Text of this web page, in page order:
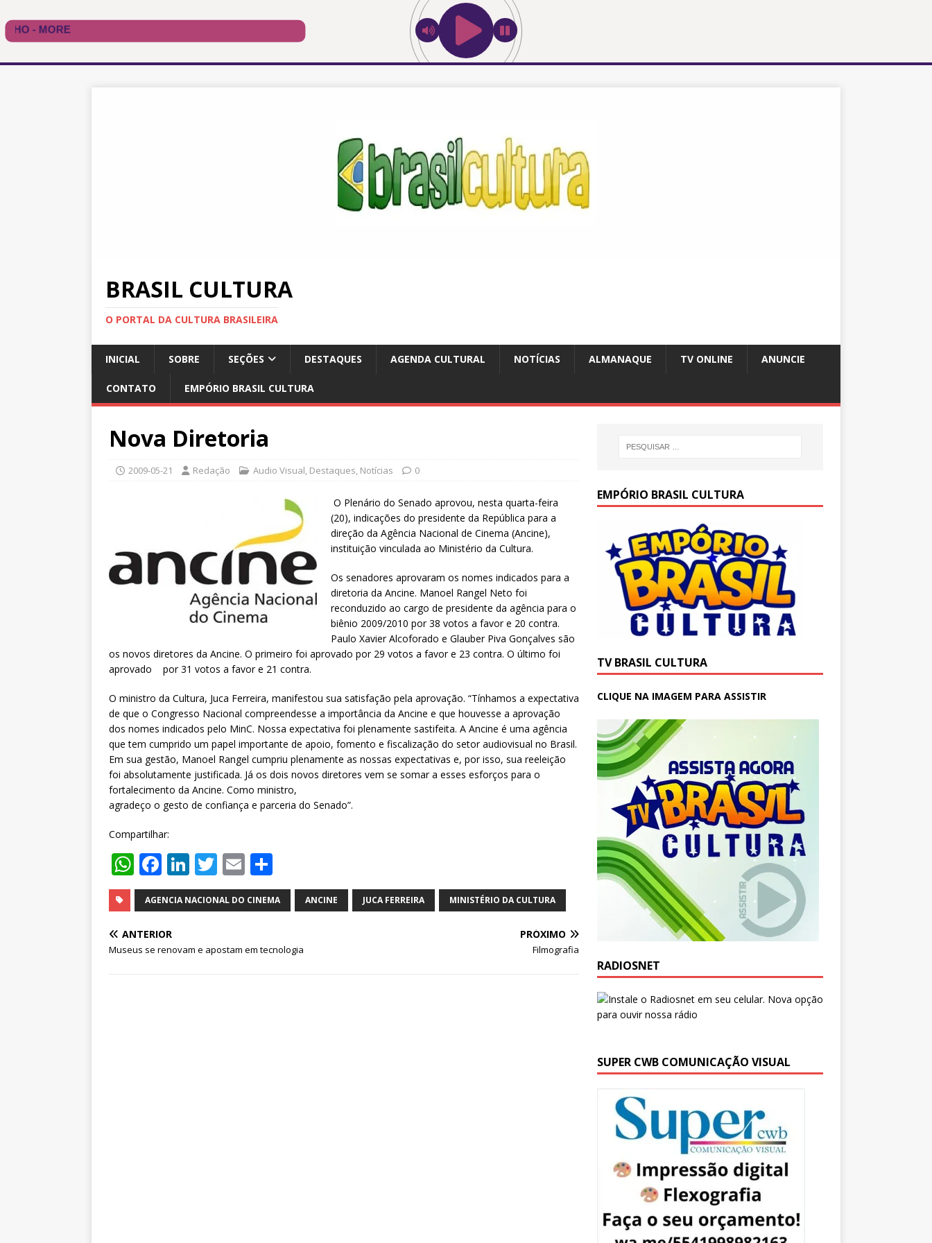
BRASIL CULTURA
O PORTAL DA CULTURA BRASILEIRA
INICIAL SOBRE SEÇÕES DESTAQUES AGENDA CULTURAL NOTÍCIAS ALMANAQUE TV ONLINE ANUNCIE
CONTATO EMPÓRIO BRASIL CULTURA
Nova Diretoria
2009-05-21 Redação Audio Visual, Destaques, Notícias 0
O Plenário do Senado aprovou, nesta quarta-feira
(20), indicações do presidente da República para a
direção da Agência Nacional de Cinema (Ancine),
instituição vinculada ao Ministério da Cultura.
Os senadores aprovaram os nomes indicados para a
diretoria da Ancine. Manoel Rangel Neto foi
reconduzido ao cargo de presidente da agência para o
biênio 2009/2010 por 38 votos a favor e 20 contra.
Paulo Xavier Alcoforado e Glauber Piva Gonçalves são
os novos diretores da Ancine. O primeiro foi aprovado por 29 votos a favor e 23 contra. O último foi
aprovado por 31 votos a favor e 21 contra.
O ministro da Cultura, Juca Ferreira, manifestou sua satisfação pela aprovação. “Tínhamos a expectativa
de que o Congresso Nacional compreendesse a importância da Ancine e que houvesse a aprovação
dos nomes indicados pelo MinC. Nossa expectativa foi plenamente sastifeita. A Ancine é uma agência
que tem cumprido um papel importante de apoio, fomento e fiscalização do setor audiovisual no Brasil.
Em sua gestão, Manoel Rangel cumpriu plenamente as nossas expectativas e, por isso, sua reeleição
foi absolutamente justificada. Já os dois novos diretores vem se somar a esses esforços para o
fortalecimento da Ancine. Como ministro,
agradeço o gesto de confiança e parceria do Senado”.
Compartilhar:
W
h
at
s
A
F
a
c
e
b
Li
n
k
dI
T
w
it
r
E
m
ai
h
ar
AGENCIA NACIONAL DO CINEMA ANCINE JUCA FERREIRA MINISTÉRIO DA CULTURA
ANTERIOR
Museus se renovam e apostam em tecnologia
PRÓXIMO
Filmografia
EMPÓRIO BRASIL CULTURA
TV BRASIL CULTURA
CLIQUE NA IMAGEM PARA ASSISTIR
RADIOSNET
SUPER CWB COMUNICAÇÃO VISUAL